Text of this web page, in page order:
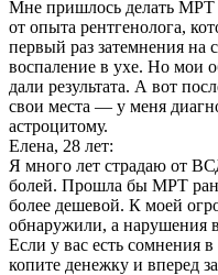
Мне пришлось делать МРТ
от опыта рентгенолога,
первый раз затемнения на
воспаление в ухе. Но мои
дали результата. А вот
свои места — у меня
астроцитому.
Елена, 28 лет:
Я много лет страдаю от
болей. Прошла бы МРТ
более дешевой. К моей
обнаружили, а нарушения
Если у вас есть сомнения
копите денежку и вперед